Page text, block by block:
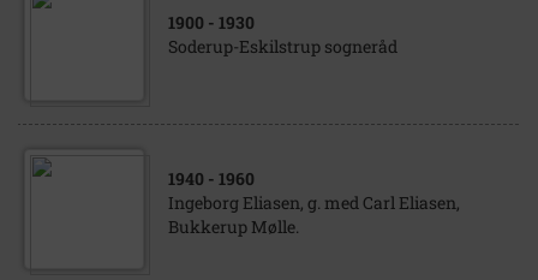
1900 - 1930
Soderup-Eskilstrup sogneråd
1940 - 1960
Ingeborg Eliasen, g. med Carl Eliasen,
Bukkerup Mølle.